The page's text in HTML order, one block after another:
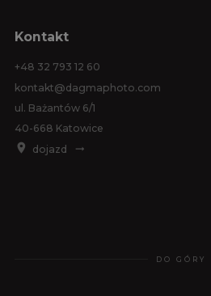
Kontakt
+48 32 793 12 60
kontakt@dagmaphoto.com
ul. Bażantów 6/1
40-668 Katowice
dojazd
DO GÓRY